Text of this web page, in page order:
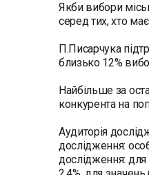
Якби вибори
серед тих, хто
П.Писарчука
близько 12%
Найбільше за
конкурента на
Аудиторія
дослідження:
дослідження: для